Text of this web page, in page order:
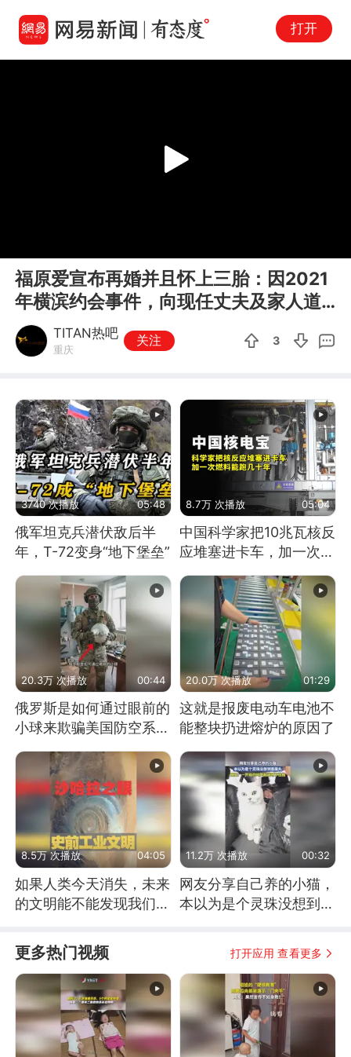
打开
Play
福原爱宣布再婚并且怀上三胎：因2021
年横滨约会事件，向现任丈夫及家人道
歉
TITAN热吧
重庆
关注 3
3740 次播放 05:48
俄军坦克兵潜伏敌后半
年，T-72变身“地下堡垒”
8.7万 次播放 05:04
中国科学家把10兆瓦核反
应堆塞进卡车，加一次燃
料能跑几十年
20.3万 次播放 00:44
俄罗斯是如何通过眼前的
小球来欺骗美国防空系统
20.0万 次播放 01:29
这就是报废电动车电池不
能整块扔进熔炉的原因了
8.5万 次播放 04:05
如果人类今天消失，未来
的文明能不能发现我们存
11.2万 次播放 00:32
网友分享自己养的小猫，
本以为是个灵珠没想到是
更多热门视频 打开应用 查看更多